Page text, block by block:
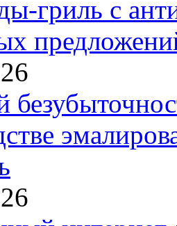
гриль с